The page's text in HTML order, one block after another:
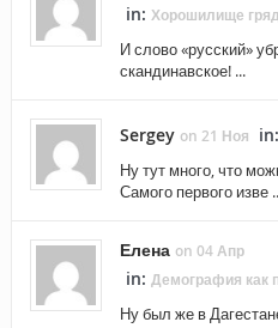
in: Хорошилище
И слово «русский»
скандинавское! ...
Sergey on 21 Ноя in:
Ну тут много, что
Самого первого изве
Елена on 04 Апр
in: Демография как
Ну был же в